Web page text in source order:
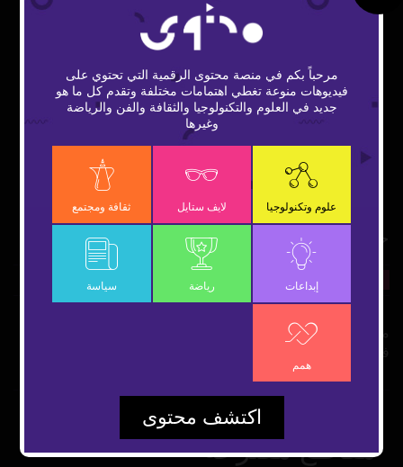
This
The Video Cloud video was not found.
VIDEO_CLOUD_ERR_VIDEO_NOT_FOUND
Session ID:2026-08-08:ff7070e9e2da36e9d8d49b8a
vidbcove
OK
Modal
Dialog
حلم راشد يتحقق مع أمل كبير بالشفاء
27 أكتوبر 2018
مؤسسة "تحقيق أمنية" تحقق حلم راشد في امتلاك حديقة ألعاب
في منزله.
مقاطع مقترحة
مرحباً بكم في منصة محتوى الرقمية التي تحتوي على
فيديوهات منوعة تغطي اهتمامات مختلفة وتقدم كل ما هو
جديد في العلوم والتكنولوجيا والثقافة والفن والرياضة
وغيرها
علوم وتكنولوجيا لايف ستايل ثقافة ومجتمع
إبداعات رياضة سياسة
همم
اكتشف محتوى